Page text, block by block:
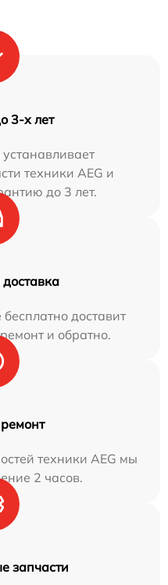
3-х лет
техники AEG и
до 3 лет.
доставит
и обратно.
техники AEG мы
2 часов.
запчасти